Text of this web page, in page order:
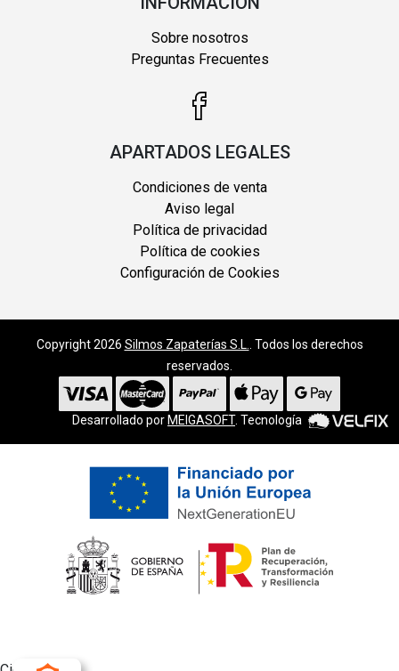
Sobre nosotros
Preguntas Frecuentes
APARTADOS LEGALES
Condiciones de venta
Aviso legal
Política de privacidad
Política de cookies
Configuración de Cookies
Copyright 2026 Silmos Zapaterías S.L.
. Todos los derechos
reservados.
Desarrollado por MEIGASOFT. Tecnología